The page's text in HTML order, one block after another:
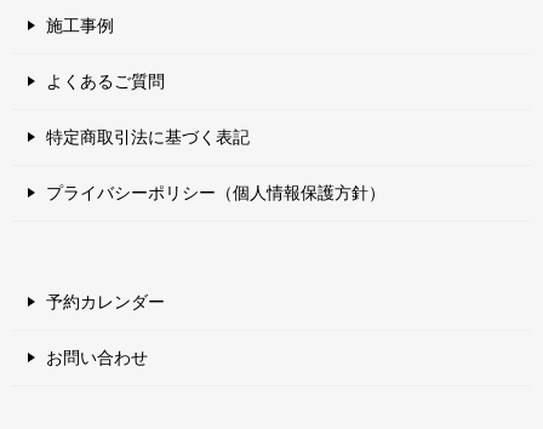
施工事例
よくあるご質問
特定商取引法に基づく表記
プライバシーポリシー（個人情報保護方針）
予約カレンダー
お問い合わせ